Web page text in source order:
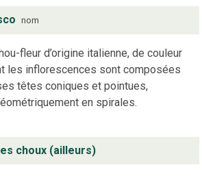
nom
fleur d’origine italienne, de couleur
les inflorescences sont composées
têtes coniques et pointues,
en spirales.
choux (ailleurs)